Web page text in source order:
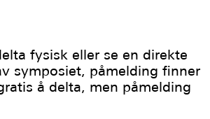
fysisk eller se en direkte
symposiet, påmelding finner
å delta, men påmelding